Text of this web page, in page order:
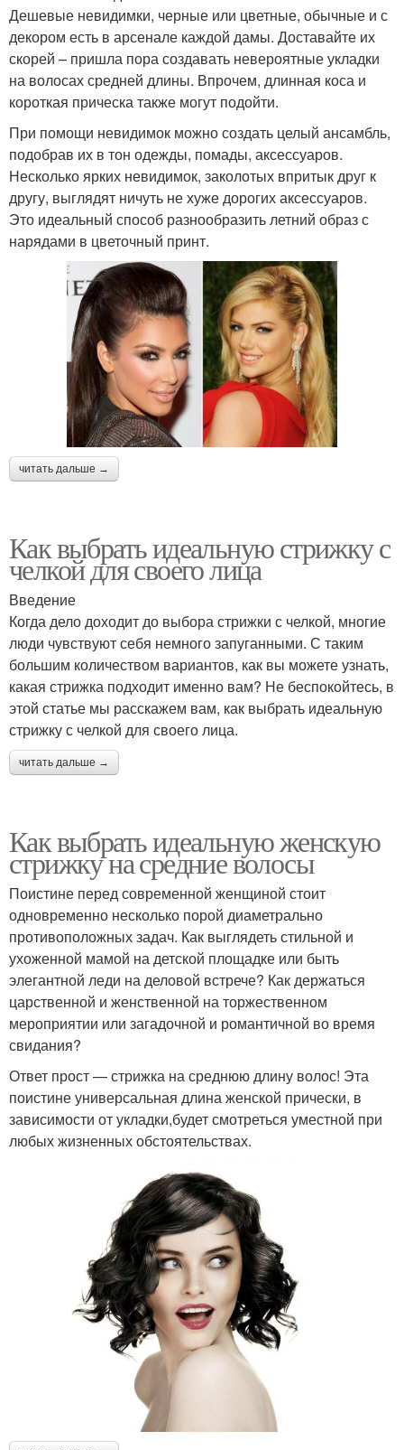
Дешевые невидимки, черные или цветные, обычные и с
декором есть в арсенале каждой дамы. Доставайте их
скорей – пришла пора создавать невероятные укладки
на волосах средней длины. Впрочем, длинная коса и
короткая прическа также могут подойти.
При помощи невидимок можно создать целый ансамбль,
подобрав их в тон одежды, помады, аксессуаров.
Несколько ярких невидимок, заколотых впритык друг к
другу, выглядят ничуть не хуже дорогих аксессуаров.
Это идеальный способ разнообразить летний образ с
нарядами в цветочный принт.
читать дальше →
Как выбрать идеальную стрижку с
челкой для своего лица
Введение
Когда дело доходит до выбора стрижки с челкой, многие
люди чувствуют себя немного запуганными. С таким
большим количеством вариантов, как вы можете узнать,
какая стрижка подходит именно вам? Не беспокойтесь, в
этой статье мы расскажем вам, как выбрать идеальную
стрижку с челкой для своего лица.
читать дальше →
Как выбрать идеальную женскую
стрижку на средние волосы
Поистине перед современной женщиной стоит
одновременно несколько порой диаметрально
противоположных задач. Как выглядеть стильной и
ухоженной мамой на детской площадке или быть
элегантной леди на деловой встрече? Как держаться
царственной и женственной на торжественном
мероприятии или загадочной и романтичной во время
свидания?
Ответ прост — стрижка на среднюю длину волос! Эта
поистине универсальная длина женской прически, в
зависимости от укладки,будет смотреться уместной при
любых жизненных обстоятельствах.